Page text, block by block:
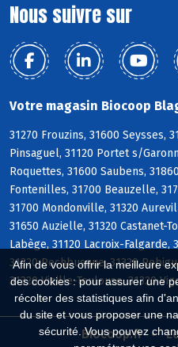
Afin de vous offrir la meilleure
des cookies : pour assurer une
récolter des statistiques afin
du site et vous proposer une
sécurité. Vous pouvez
Nous suivre sur
Votre magasin Biocoop
31270 Frouzins, 31600 Seysses,
Pinsaguel, 31120 Portet s/
Roquettes, 31600 Saubens,
Fontenilles, 31700 Beauzelle,
31700 Mondonville, 31320
31650 Auzielle, 31320 Castanet-
Labège, 31120 Lacroix-Falgarde,
31320 Pechbusque, 31320
31320 Vieille-Toulouse, 31320
Biocoop.fr